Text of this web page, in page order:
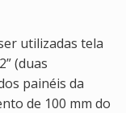
utilizadas tela
(duas
painéis da
de 100 mm do